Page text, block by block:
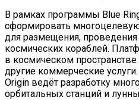
В рамках программы Blue
сформировать
для размещения,
космических кораблей.
в космическом пространстве
другие коммерческие
Origin ведёт разработку
орбитальных станций и